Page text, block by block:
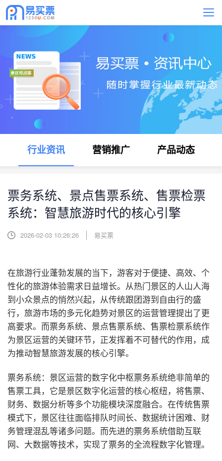
行业资讯 营销推广 产品动态
票务系统、景点售票系统、售票检票
系统：智慧旅游时代的核心引擎
2026-02-03 10:26:26 易买票
在旅游行业蓬勃发展的当下，游客对于便捷、高效、个
性化的旅游体验需求日益增长。从热门景区的人山人海
到小众景点的悄然兴起，从传统跟团游到自由行的盛
行，旅游市场的多元化趋势对景区的运营管理提出了更
高要求。而票务系统、景点售票系统、售票检票系统作
为景区运营的关键环节，正发挥着不可替代的作用，成
为推动智慧旅游发展的核心引擎。
票务系统：景区运营的数字化中枢票务系统绝非简单的
售票工具，它是景区数字化运营的核心枢纽，将售票、
财务、数据分析等多个功能模块深度融合。在传统售票
模式下，景区往往面临排队时间长、数据统计困难、财
务管理混乱等诸多问题。而先进的票务系统借助互联
网、大数据等技术，实现了票务的全流程数字化管理。